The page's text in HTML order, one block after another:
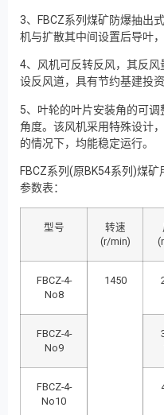
3、FBCZ系列煤矿防爆抽出
机与扩散其中间设置后导叶
4、风机可反转反风，其反
设反风道，具有节约基建投
5、叶轮的叶片安装角的可
角度。该风机采用特殊设计
的情况下，均能稳定运行。
FBCZ系列(原BK54系列)煤
参数表：
型号
转速
(r/min)
FBCZ-4-
No8
1450
FBCZ-4-
No9
FBCZ-4-
No10